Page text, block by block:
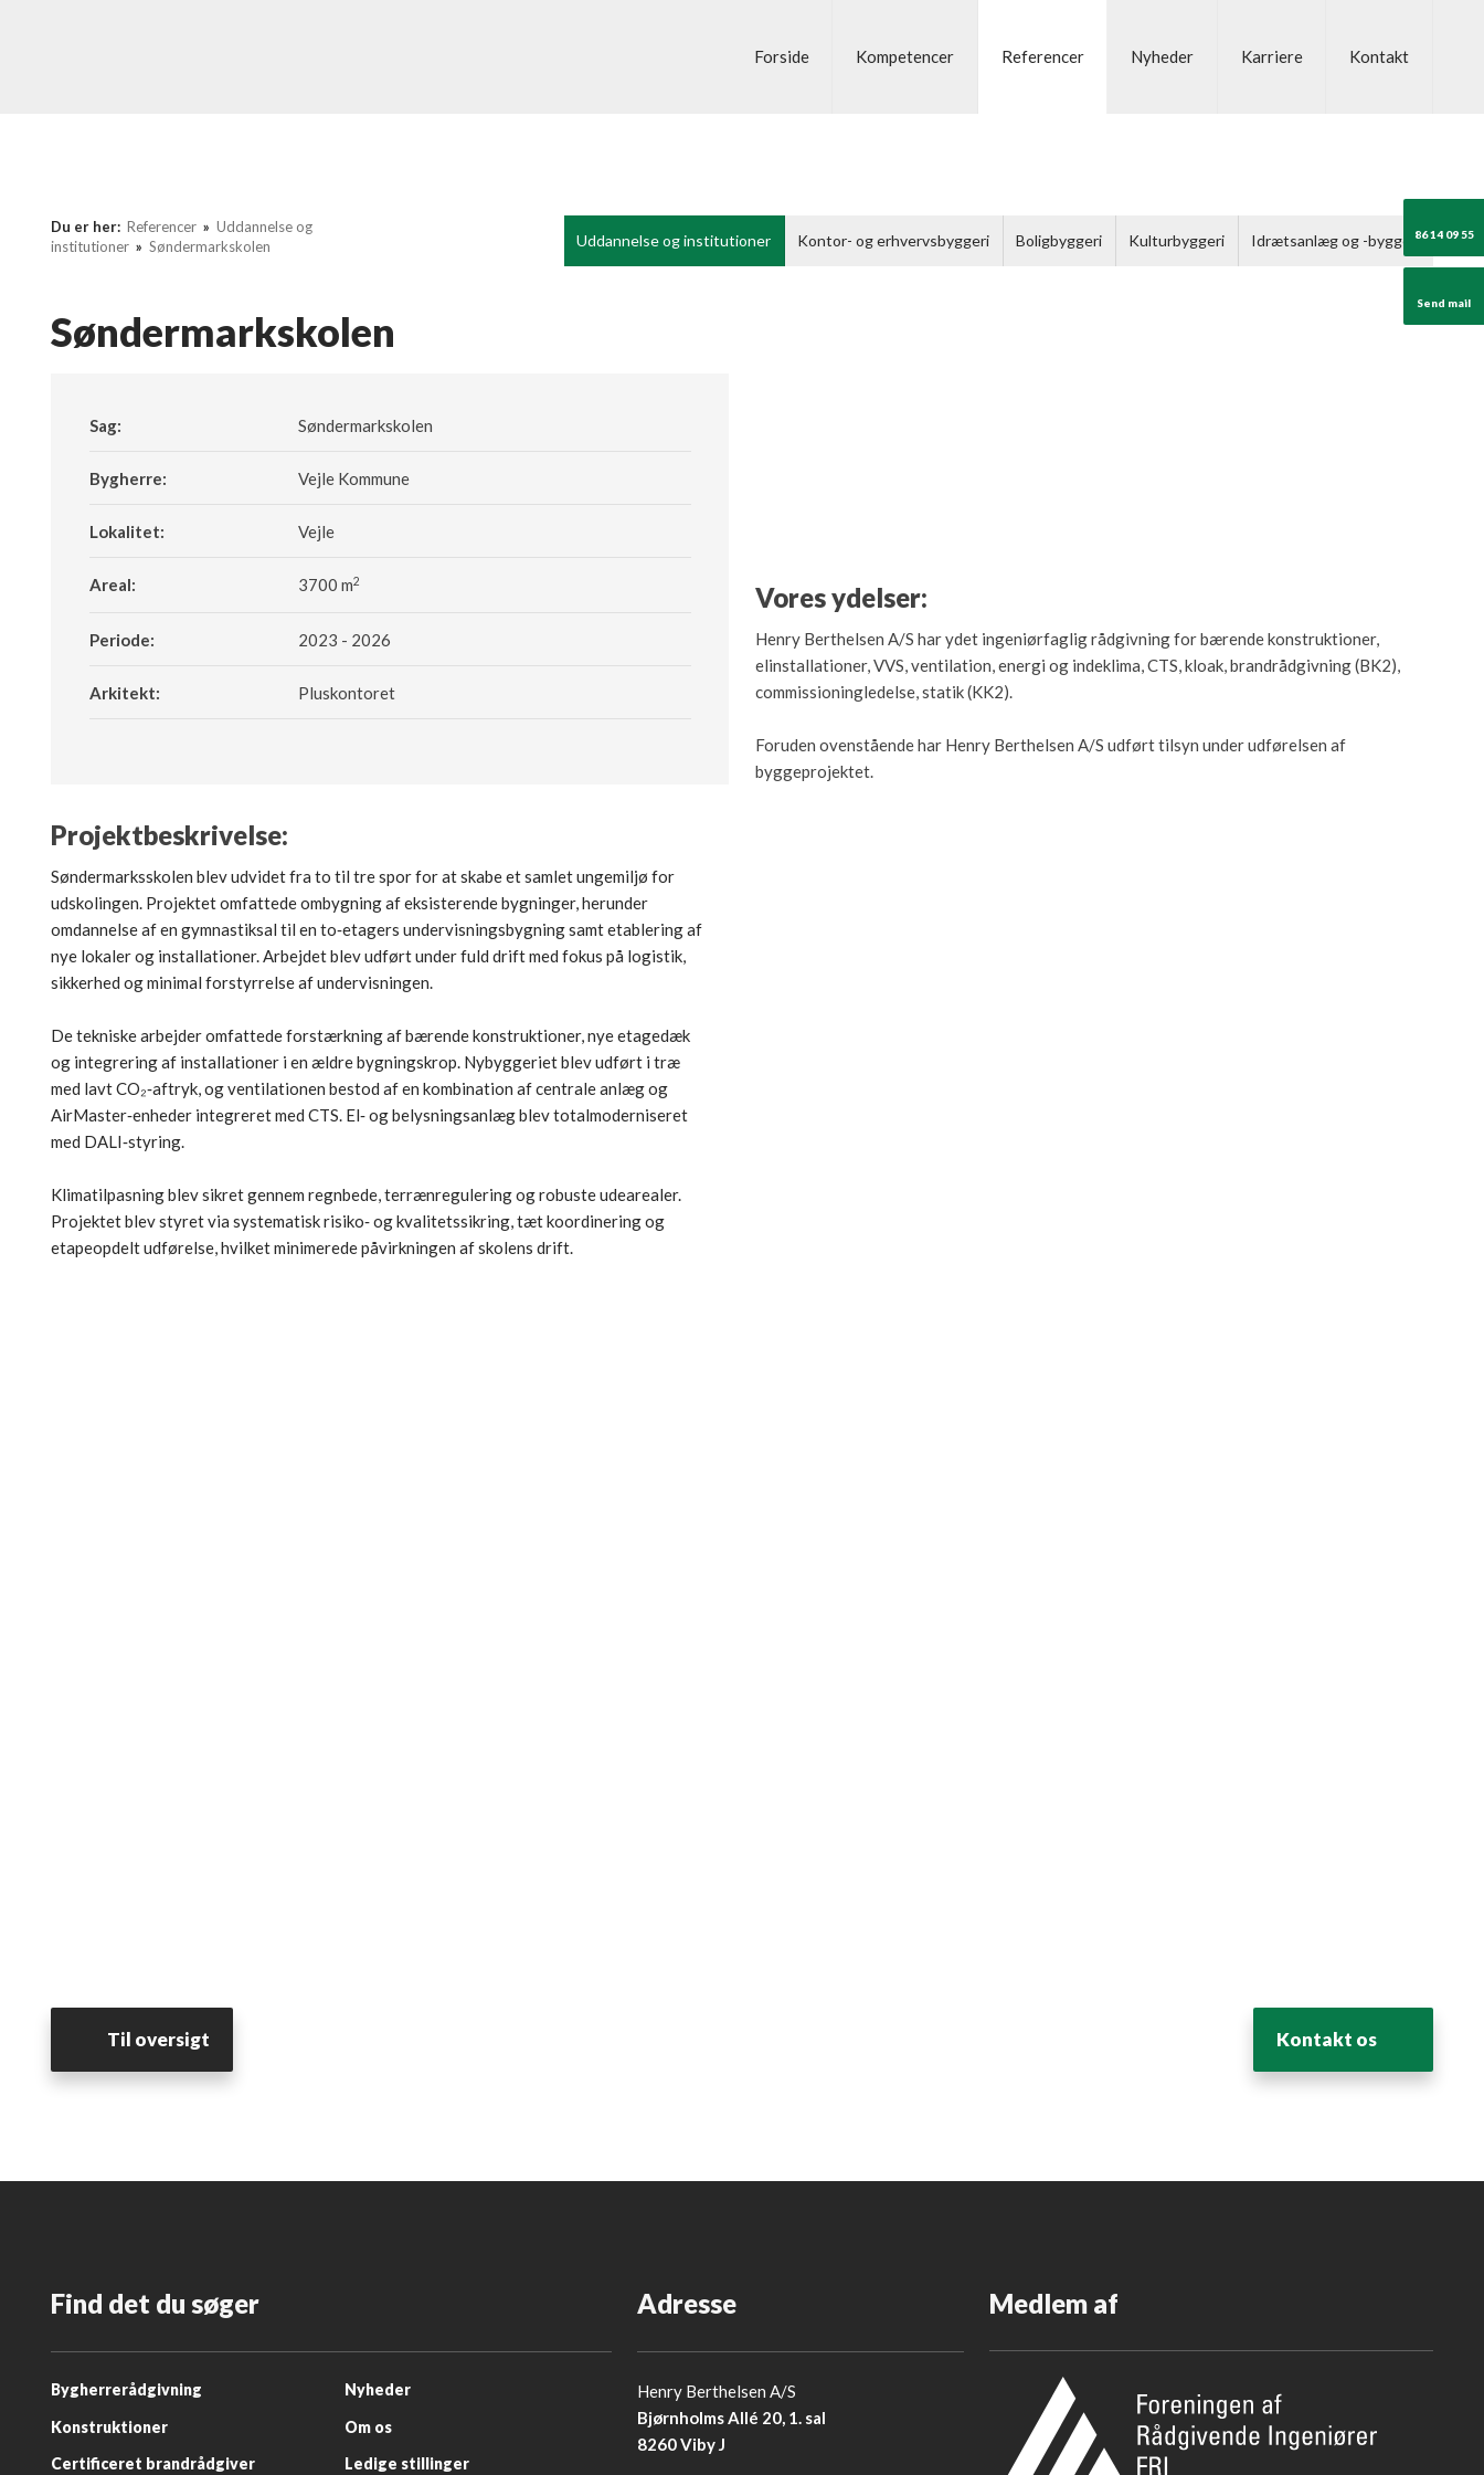
86 14 09 55
Send mail
Forside Kompetencer Referencer Nyheder Karriere Kontakt
Du er her:Referencer »Uddannelse og
institutioner »Søndermarkskolen Uddannelse og institutioner Kontor- og erhvervsbyggeri Boligbyggeri Kulturbyggeri Idrætsanlæg og -byggeri
Søndermarkskolen​
Sag: Søndermarkskolen
Bygherre: Vejle Kommune​
Lokalitet: Vejle
Areal: 3700 m2
Periode: 2023 - 2026
Arkitekt: Pluskontoret​
Projektbeskrivelse:
Søndermarksskolen blev udvidet fra to til tre spor for at skabe et samlet ungemiljø for
udskolingen. Projektet omfattede ombygning af eksisterende bygninger, herunder
omdannelse af en gymnastiksal til en to‑etagers undervisningsbygning samt etablering af
nye lokaler og installationer. Arbejdet blev udført under fuld drift med fokus på logistik,
sikkerhed og minimal forstyrrelse af undervisningen.
De tekniske arbejder omfattede forstærkning af bærende konstruktioner, nye etagedæk
og integrering af installationer i en ældre bygningskrop. Nybyggeriet blev udført i træ
med lavt CO₂‑aftryk, og ventilationen bestod af en kombination af centrale anlæg og
AirMaster‑enheder integreret med CTS. El‑ og belysningsanlæg blev totalmoderniseret
med DALI‑styring.
Klimatilpasning blev sikret gennem regnbede, terrænregulering og robuste udearealer.
Projektet blev styret via systematisk risiko‑ og kvalitetssikring, tæt koordinering og
etapeopdelt udførelse, hvilket minimerede påvirkningen af skolens drift.
Vores ydelser:
​Henry Berthelsen A/S har ydet ingeniørfaglig rådgivning for bærende konstruktioner,
elinstallationer, VVS, ventilation, energi og indeklima, CTS, kloak, brandrådgivning (BK2),
commissioningledelse, statik (KK2).
Foruden ovenstående har Henry Berthelsen A/S udført tilsyn under udførelsen af
byggeprojektet.
Til oversigt​ ​Kontakt os
Find det du søger
​Bygherrerådgivning
Konstruktioner
Certificeret brandrådgiver
Nyheder​
Om os​
Ledige stillinger​
Adresse
Henry Berthelsen A/S
Bjørnholms Allé 20, 1. sal
8260 Viby J
Medlem af